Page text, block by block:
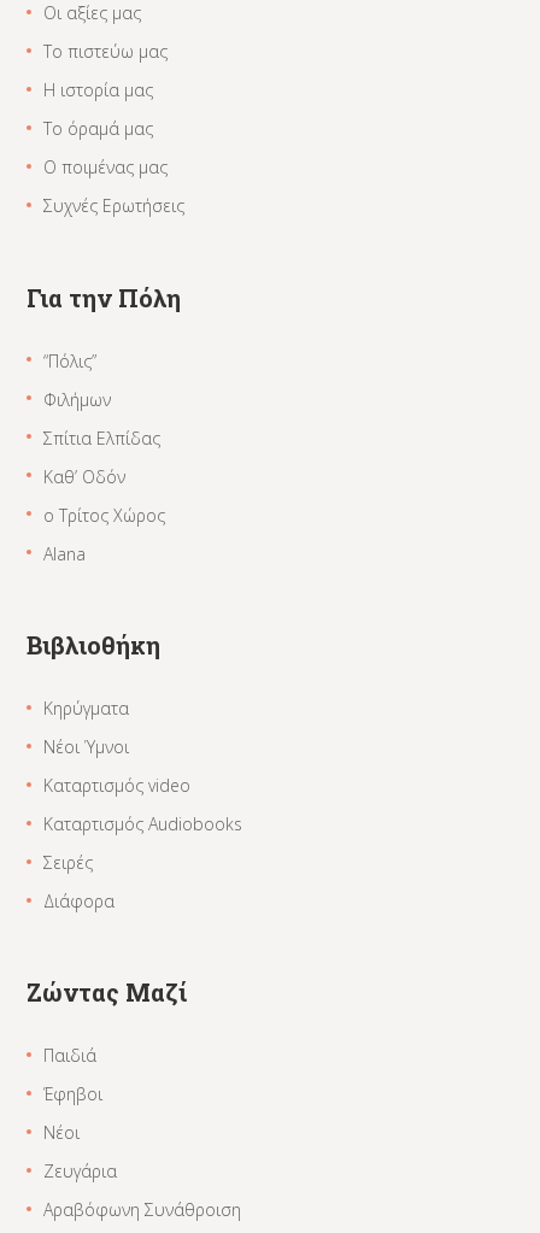
Οι αξίες μας
Το πιστεύω μας
Η ιστορία μας
Το όραμά μας
Ο ποιμένας μας
Συχνές Ερωτήσεις
Για την Πόλη
“Πόλις”
Φιλήμων
Σπίτια Ελπίδας
Καθ’ Οδόν
ο Τρίτος Χώρος
Alana
Βιβλιοθήκη
Κηρύγματα
Νέοι Ύμνοι
Καταρτισμός video
Καταρτισμός Audiobooks
Σειρές
Διάφορα
Ζώντας Μαζί
Παιδιά
Έφηβοι
Νέοι
Ζευγάρια
Αραβόφωνη Συνάθροιση